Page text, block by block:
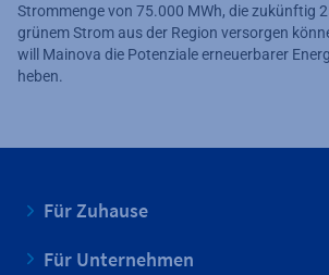
Strommenge von 75.000 MWh, die zukünftig
grünem Strom aus der Region versorgen
will Mainova die Potenziale erneuerbarer
heben.
Für Zuhause
Für Unternehmen